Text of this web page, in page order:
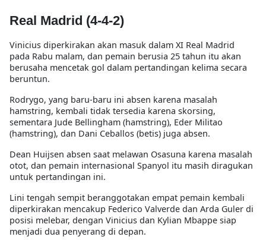
Real Madrid (4-4-2)
Vinicius diperkirakan akan masuk dalam XI Real Madrid
pada Rabu malam, dan pemain berusia 25 tahun itu akan
berusaha mencetak gol dalam pertandingan kelima secara
beruntun.
Rodrygo, yang baru-baru ini absen karena masalah
hamstring, kembali tidak tersedia karena skorsing,
sementara Jude Bellingham (hamstring), Eder Militao
(hamstring), dan Dani Ceballos (betis) juga absen.
Dean Huijsen absen saat melawan Osasuna karena masalah
otot, dan pemain internasional Spanyol itu masih diragukan
untuk pertandingan ini.
Lini tengah sempit beranggotakan empat pemain kembali
diperkirakan mencakup Federico Valverde dan Arda Guler di
posisi melebar, dengan Vinicius dan Kylian Mbappe siap
menjadi dua penyerang di depan.